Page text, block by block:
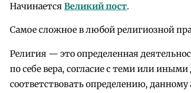
Начинается Великий пост.
Самое сложное в любой религиозной
Религия — это определенная
по себе вера, согласие с теми или
соответствовать определению,